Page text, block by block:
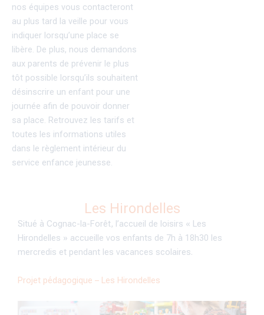
nos équipes vous contacteront
au plus tard la veille pour vous
indiquer lorsqu’une place se
libère. De plus, nous demandons
aux parents de prévenir le plus
tôt possible lorsqu’ils souhaitent
désinscrire un enfant pour une
journée afin de pouvoir donner
sa place. Retrouvez les tarifs et
toutes les informations utiles
dans le règlement intérieur du
service enfance jeunesse.
Les Hirondelles
Situé à Cognac-la-Forêt, l’accueil de loisirs « Les
Hirondelles » accueille vos enfants de 7h à 18h30 les
mercredis et pendant les vacances scolaires.
Projet pédagogique – Les Hirondelles